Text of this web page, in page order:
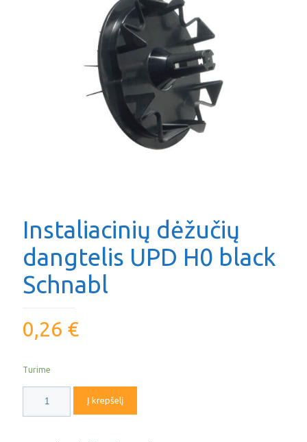
Instaliacinių dėžučių
dangtelis UPD H0 black
Schnabl
0,26 €
Turime
kiekis:
Instaliacinių
Į krepšelį